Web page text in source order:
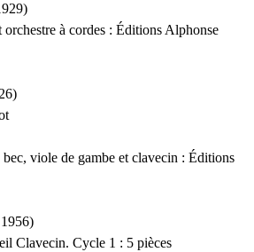
à cordes : Éditions Alphonse
viole de gambe et clavecin : Éditions
Clavecin. Cycle 1 : 5 pièces